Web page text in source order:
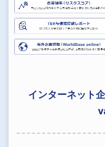
インターネット